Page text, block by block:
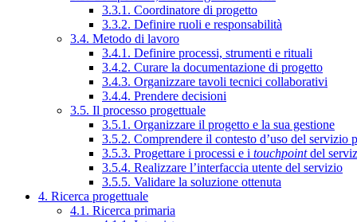
3.3.1. Coordinatore di progetto
3.3.2. Definire ruoli e responsabilità
3.4. Metodo di lavoro
3.4.1. Definire processi, strumenti e rituali
3.4.2. Curare la documentazione di progetto
3.4.3. Organizzare tavoli tecnici collaborativi
3.4.4. Prendere decisioni
3.5. Il processo progettuale
3.5.1. Organizzare il progetto e la sua gestione
3.5.2. Comprendere il contesto d’uso del servizio
3.5.3. Progettare i processi e i touchpointdel
3.5.4. Realizzare l’interfaccia utente del servizio
3.5.5. Validare la soluzione ottenuta
4. Ricerca progettuale
4.1. Ricerca primaria